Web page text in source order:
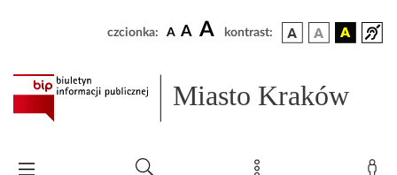
czcionka: A A A kontrast:
Miasto Kraków